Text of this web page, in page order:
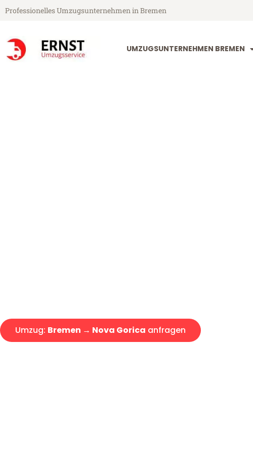
Professionelles Umzugsunternehmen in Bremen
UMZUGSUNTERNEHMEN BREMEN
Umzug: Bremen → Nova Gorica anfragen